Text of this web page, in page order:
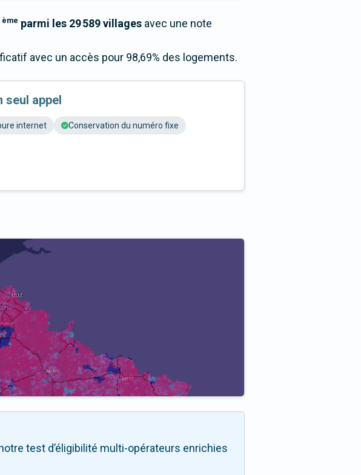
ème parmi les 29 589 villages avec une note
avec un accès pour 98,69% des logements.
seul appel
internet Conservation du numéro fixe
test d’éligibilité multi-opérateurs enrichies